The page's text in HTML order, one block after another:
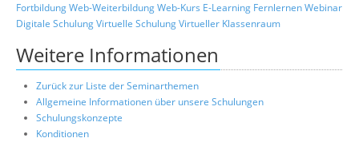
FortbildungWeb-WeiterbildungWeb-Kurs E-Learning FernlernenWebinar
Digitale SchulungVirtuelle SchulungVirtueller Klassenraum
Weitere Informationen
Zurück zur Liste der Seminarthemen
Allgemeine Informationen über unsere Schulungen
Schulungskonzepte
Konditionen